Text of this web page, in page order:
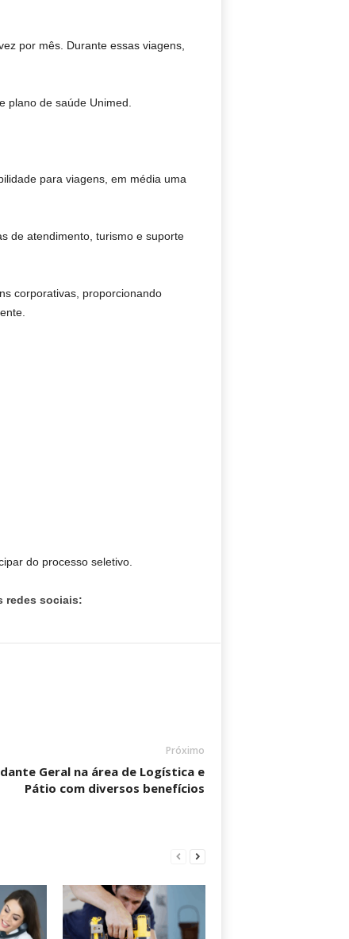
por mês. Durante essas viagens,
plano de saúde Unimed.
para viagens, em média uma
de atendimento, turismo e suporte
corporativas, proporcionando
do processo seletivo.
redes sociais:
Próximo
Geral na área de Logística e
Pátio com diversos benefícios